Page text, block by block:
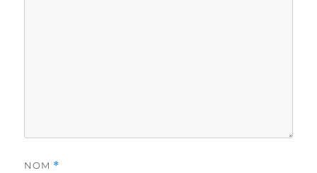
NOM *